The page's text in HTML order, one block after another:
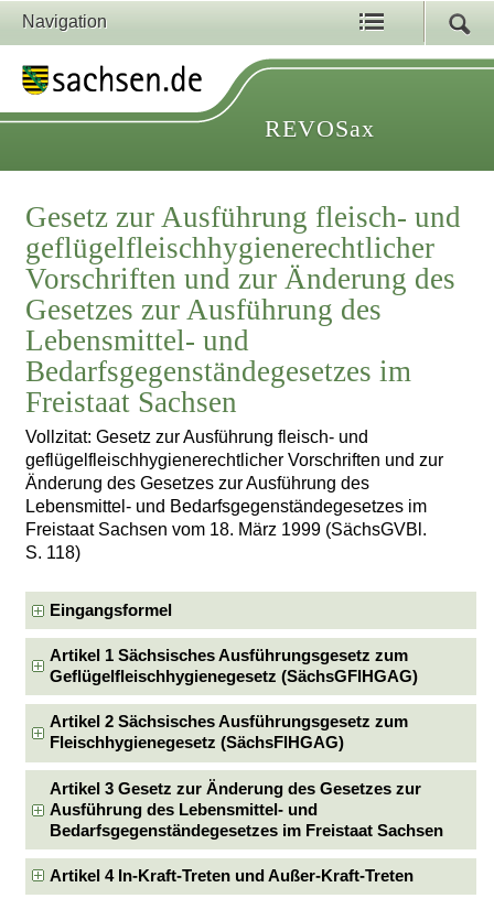
Navigation
REVOSax
Gesetz zur Ausführung fleisch- und
geflügelfleischhygienerechtlicher
Vorschriften und zur Änderung des
Gesetzes zur Ausführung des
Lebensmittel- und
Bedarfsgegenständegesetzes im
Freistaat Sachsen
Vollzitat: Gesetz zur Ausführung fleisch- und
geflügelfleischhygienerechtlicher Vorschriften und zur
Änderung des Gesetzes zur Ausführung des
Lebensmittel- und Bedarfsgegenständegesetzes im
Freistaat Sachsen vom 18. März 1999 (SächsGVBl.
S. 118)
Eingangsformel
Artikel 1 Sächsisches Ausführungsgesetz zum
Geflügelfleischhygienegesetz (SächsGFlHGAG)
Artikel 2 Sächsisches Ausführungsgesetz zum
Fleischhygienegesetz (SächsFlHGAG)
Artikel 3 Gesetz zur Änderung des Gesetzes zur
Ausführung des Lebensmittel- und
Bedarfsgegenständegesetzes im Freistaat Sachsen
Artikel 4 In-Kraft-Treten und Außer-Kraft-Treten